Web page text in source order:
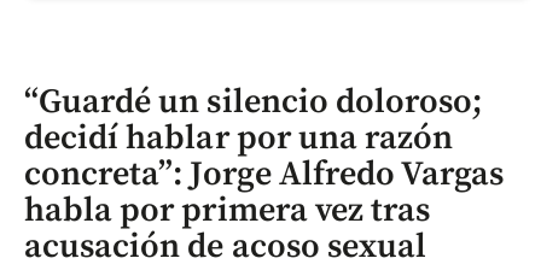
“Guardé un silencio doloroso;
decidí hablar por una razón
concreta”: Jorge Alfredo Vargas
habla por primera vez tras
acusación de acoso sexual